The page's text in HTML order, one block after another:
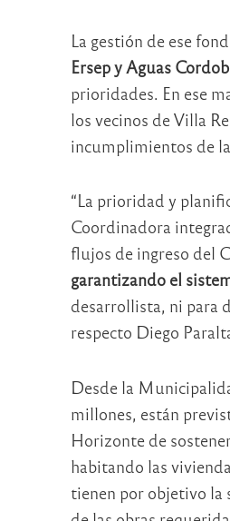
La gestión de ese
Ersep y Aguas
prioridades. En ese
los vecinos de Villa
incumplimientos de
“La prioridad y
Coordinadora
flujos de ingreso del
garantizando el
desarrollista, ni para
respecto Diego
Desde la
millones, están
Horizonte de
habitando las
tienen por objetivo la